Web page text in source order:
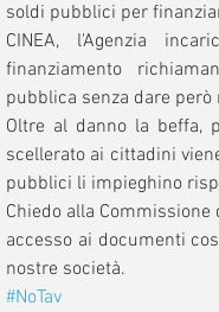
soldi pubblici per
CINEA, l'Agenzia
finanziamento
pubblica senza dare però
Oltre al danno la beffa,
scellerato ai cittadini
pubblici li impieghino
Chiedo alla
accesso ai documenti
nostre società.
#NoTav